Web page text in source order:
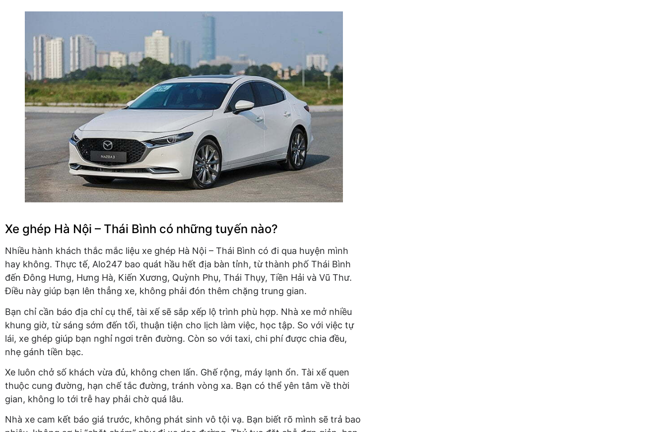
Xe ghép Hà Nội – Thái Bình có những tuyến nào?
Nhiều hành khách thắc mắc liệu xe ghép Hà Nội – Thái Bình có đi qua huyện mình
hay không. Thực tế, Alo247 bao quát hầu hết địa bàn tỉnh, từ thành phố Thái Bình
đến Đông Hưng, Hưng Hà, Kiến Xương, Quỳnh Phụ, Thái Thụy, Tiền Hải và Vũ Thư.
Điều này giúp bạn lên thẳng xe, không phải đón thêm chặng trung gian.
Bạn chỉ cần báo địa chỉ cụ thể, tài xế sẽ sắp xếp lộ trình phù hợp. Nhà xe mở nhiều
khung giờ, từ sáng sớm đến tối, thuận tiện cho lịch làm việc, học tập. So với việc tự
lái, xe ghép giúp bạn nghỉ ngơi trên đường. Còn so với taxi, chi phí được chia đều,
nhẹ gánh tiền bạc.
Xe luôn chở số khách vừa đủ, không chen lấn. Ghế rộng, máy lạnh ổn. Tài xế quen
thuộc cung đường, hạn chế tắc đường, tránh vòng xa. Bạn có thể yên tâm về thời
gian, không lo tới trễ hay phải chờ quá lâu.
Nhà xe cam kết báo giá trước, không phát sinh vô tội vạ. Bạn biết rõ mình sẽ trả bao